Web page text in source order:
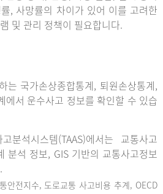
, 사망률의 차이가 있어 이를 고려한
및 관리 정책이 필요합니다.
는 국가손상종합통계, 퇴원손상통계,
에서 운수사고 정보를 확인할 수 있습
분석시스템(TAAS)에서는 교통사고
분석 정보, GIS 기반의 교통사고정보
안전지수, 도로교통 사고비용 추계, OECD